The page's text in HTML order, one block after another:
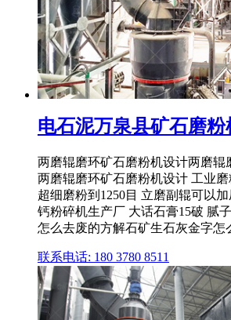
电石泥万泉县矿石磨粉
两磨辊磨环矿石磨粉机设计两磨辊
两磨辊磨环矿石磨粉机设计 工业磨
超细磨粉到1250目 立磨副辊可以
钙粉碎机生产厂 大话石膏15破 腻
怎么去废的方解石矿生石灰金字怎
联系电话: 180 3780 8511